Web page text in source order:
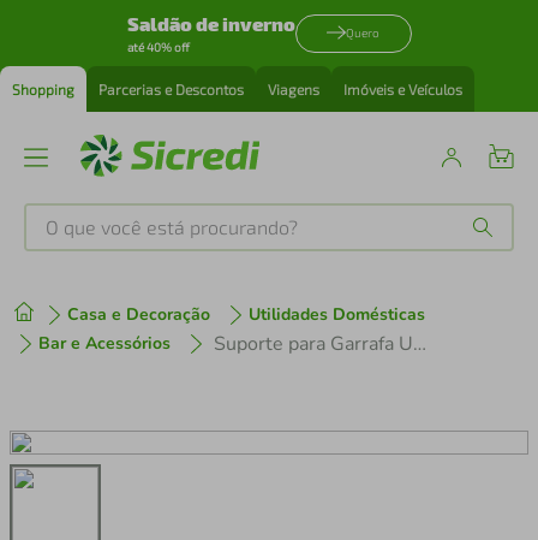
Saldão de inverno
até 40% off
Quero
Shopping Parcerias e Descontos Viagens Imóveis e Veículos
O que você está procurando?
Casa e Decoração
Utilidades Domésticas
Bar e Acessórios
Suporte para Garrafa Utimil CR640 em Aço Cromado
1 º tenis
3º